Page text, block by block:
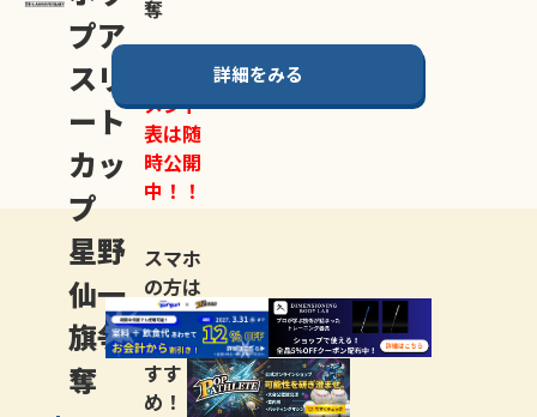
プア
スリ
ート
カッ
プ
星野
仙一
旗争
奪
奪
メント
表は随
時公開
中！！
スマホ
の方は
LINE登
録がお
すす
め！
詳細をみる